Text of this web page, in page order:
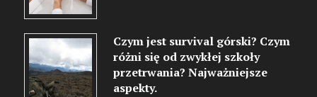
Czym jest survival górski? Czym
różni się od zwykłej szkoły
przetrwania? Najważniejsze
aspekty.